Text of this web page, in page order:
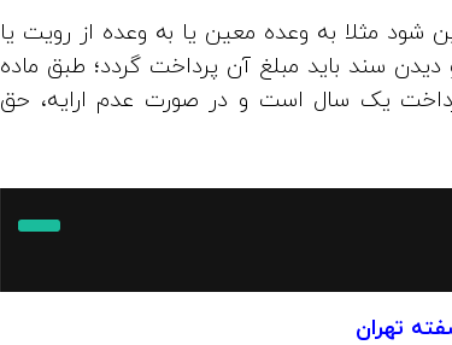
شود مثلا به وعده معین یا به وعده از رویت یا
سند باید مبلغ آن پرداخت گردد؛ طبق ماده
پرداخت یک سال است و در صورت عدم ارایه، حق
تهران